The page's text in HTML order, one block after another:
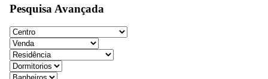
Pesquisa Avançada